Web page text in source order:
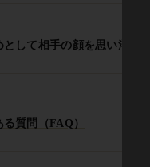
として相手の顔を思い浮か
る質問（FAQ）